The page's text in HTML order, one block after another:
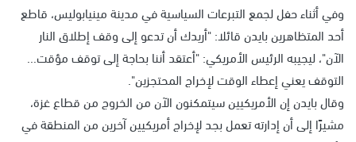
وفي أثناء حفل لجمع التبرعات السياسية في مدينة مينيابوليس، قاطع
أحد المتظاهرين بايدن قائلا: "أريدك أن تدعو إلى وقف إطلاق النار
الآن"، ليجيبه الرئيس الأمريكي: "أعتقد أننا بحاجة إلى توقف مؤقت...
التوقف يعني إعطاء الوقت لإخراج المحتجزين".
وقال بايدن إن الأمريكيين سيتمكنون الآن من الخروج من قطاع غزة،
مشيرًا إلى أن إدارته تعمل بجد لإخراج أمريكيين آخرين من المنطقة في